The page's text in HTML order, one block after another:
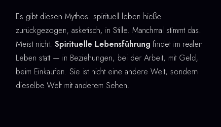
Es gibt diesen Mythos: spirituell leben hieße
zurückgezogen, asketisch, in Stille. Manchmal stimmt das.
Meist nicht. Spirituelle Lebensführung findet im realen
Leben statt — in Beziehungen, bei der Arbeit, mit Geld,
beim Einkaufen. Sie ist nicht eine andere Welt, sondern
dieselbe Welt mit anderem Sehen.